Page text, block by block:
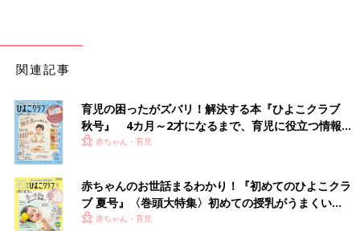
出典：Instagramアカウント「__hina.1230」
ひなさんは、補助便座フックを購入。こちらはリッチェルの補助
っかけることができそうですね！上からかけるように引っかける
だけなので、スムーズに片づけができるのも◎。スタンドタイプ
より安定感があるそうですよ。
トイレのやる気がないときのお助けアイテム！トレ
ーニングシート
関連記事
育児の困ったがズバリ！解決する本『ひよこクラブ
秋号』 4カ月～2才になるまで、育児に役立つ情報が
いっぱい！
赤ちゃん・育児
赤ちゃんのお世話まるわかり！『初めてのひよこクラ
ブ 夏号』〈巻頭大特集〉初めての授乳がうまくい
く！ おっぱい・ミルクの基本と夏のトラブル 解決テ
赤ちゃん・育児